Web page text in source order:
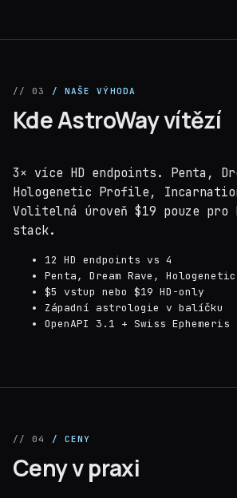
// 03 / NAŠE VÝHODA
Kde AstroWay vítězí
3× více HD endpoints. Penta,
Hologenetic Profile,
Volitelná úroveň $19 pouze pro
stack.
12 HD endpoints vs 4
Penta, Dream Rave, Hologenetic
$5 vstup nebo $19 HD-only
Západní astrologie v balíčku
OpenAPI 3.1 + Swiss Ephemeris
// 04 / CENY
Ceny v praxi